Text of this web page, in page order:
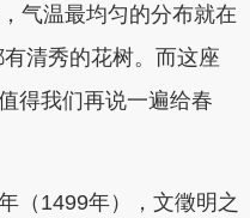
气温最均匀的分布就在
清秀的花树。而这座
得我们再说一遍给春
（1499年），文徵明之